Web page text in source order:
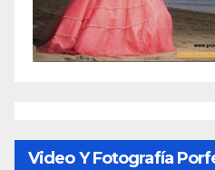
Video Y Fotografía